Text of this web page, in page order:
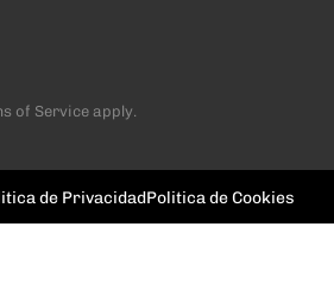
of Serviceapply.
de PrivacidadPolitica de Cookies